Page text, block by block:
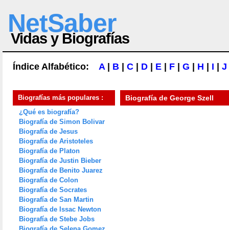
NetSaber
Vidas y Biografías
Índice Alfabético: A| B C D E F G H I J
Biografías más populares :
¿Qué es biografía?
Biografía de Simon Bolivar
Biografía de Jesus
Biografía de Aristoteles
Biografía de Platon
Biografía de Justin Bieber
Biografía de Benito Juarez
Biografía de Colon
Biografía de Socrates
Biografía de San Martin
Biografía de Issac Newton
Biografía de Stebe Jobs
Biografía de George Szell